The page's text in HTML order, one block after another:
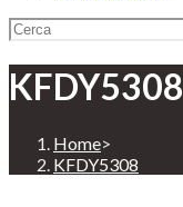
KFDY5308
Home>
KFDY5308